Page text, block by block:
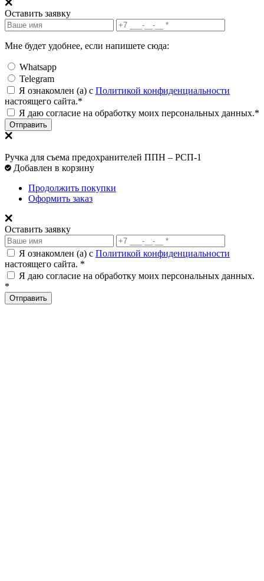
Оставить заявку
Мне будет удобнее, если напишете сюда:
Whatsapp
Telegram
Я ознакомлен (а) с Политикой конфиденциальности
настоящего сайта.*
Я даю согласие на обработку моих персональных данных.*
Отправить
Ручка для съема предохранителей ППН – РСП-1
Добавлен в корзину
Продолжить покупки
Оформить заказ
Оставить заявку
Я ознакомлен (а) с Политикой конфиденциальности
настоящего сайта. *
Я даю согласие на обработку моих персональных данных.
*
Отправить